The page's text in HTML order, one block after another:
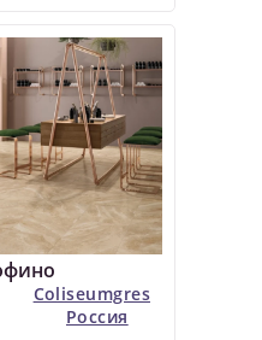
Coliseumgres
Россия